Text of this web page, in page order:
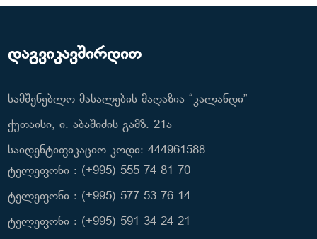
დაგვიკავშირდით
სამშენებლო მასალების მაღაზია “კალანდი”
ქუთაისი, ი. აბაშიძის გამზ. 21ა
საიდენტიფიკაციო კოდი: 444961588
ტელეფონი : (+995) 555 74 81 70
ტელეფონი : (+995) 577 53 76 14
ტელეფონი : (+995) 591 34 24 21